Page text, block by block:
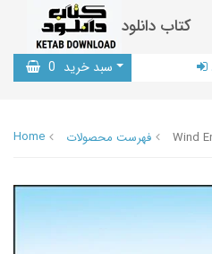
کتاب دانلود
سبد خرید 0
Home فهرست محصولات Wind